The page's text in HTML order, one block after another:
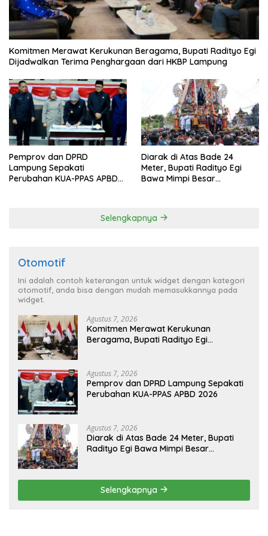
Komitmen Merawat Kerukunan Beragama, Bupati Radityo Egi
Dijadwalkan Terima Penghargaan dari HKBP Lampung
Pemprov dan DPRD
Lampung Sepakati
Perubahan KUA-PPAS APBD
Diarak di Atas Bade 24
Meter, Bupati Radityo Egi
Bawa Mimpi Besar
Selengkapnya
Otomotif
Ini adalah contoh keterangan untuk widget dengan kategori
otomotif, anda bisa dengan mudah memasukkannya pada
widget.
Agustus 7, 2026
Komitmen Merawat Kerukunan
Beragama, Bupati Radityo Egi
Agustus 7, 2026
Pemprov dan DPRD Lampung Sepakati
Perubahan KUA-PPAS APBD 2026
Agustus 7, 2026
Diarak di Atas Bade 24 Meter, Bupati
Radityo Egi Bawa Mimpi Besar
Selengkapnya